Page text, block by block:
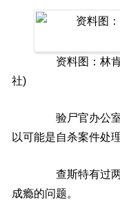
资料图：林肯
社)
验尸官办公室
以可能是自杀案件处
查斯特有过两
成瘾的问题。